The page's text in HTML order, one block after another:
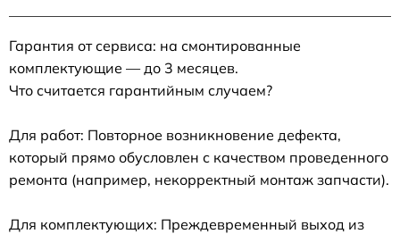
Гарантия от сервиса: на смонтированные
комплектующие — до 3 месяцев.
Что считается гарантийным случаем?
Для работ: Повторное возникновение дефекта,
который прямо обусловлен с качеством проведенного
ремонта (например, некорректный монтаж запчасти).
Для комплектующих: Преждевременный выход из